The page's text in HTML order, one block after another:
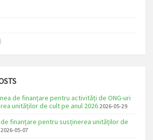
de finanțare pentru activități de ONG-uri
unităților de cult pe anul 2026 2026-05-29
finanțare pentru susținerea unităților de
2026-05-07